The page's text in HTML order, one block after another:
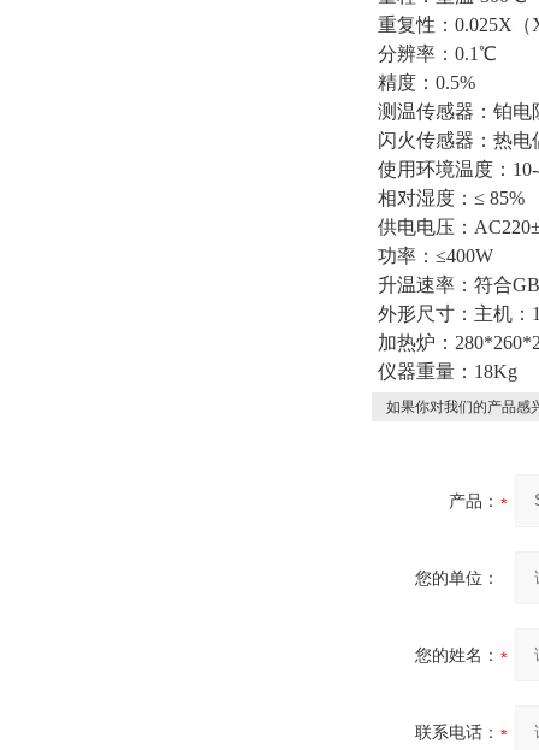
重复性：0.025X
分辨率：0.1℃
精度：0.5%
测温传感器：铂电
闪火传感器：热电
使用环境温度：
相对湿度：≤ 85%
供电电压：
功率：≤400W
升温速率：符合
外形尺寸：主机：
加热炉：
仪器重量：18Kg
如果你对我们的产品感
产品：
您的单位：
您的姓名：
联系电话：